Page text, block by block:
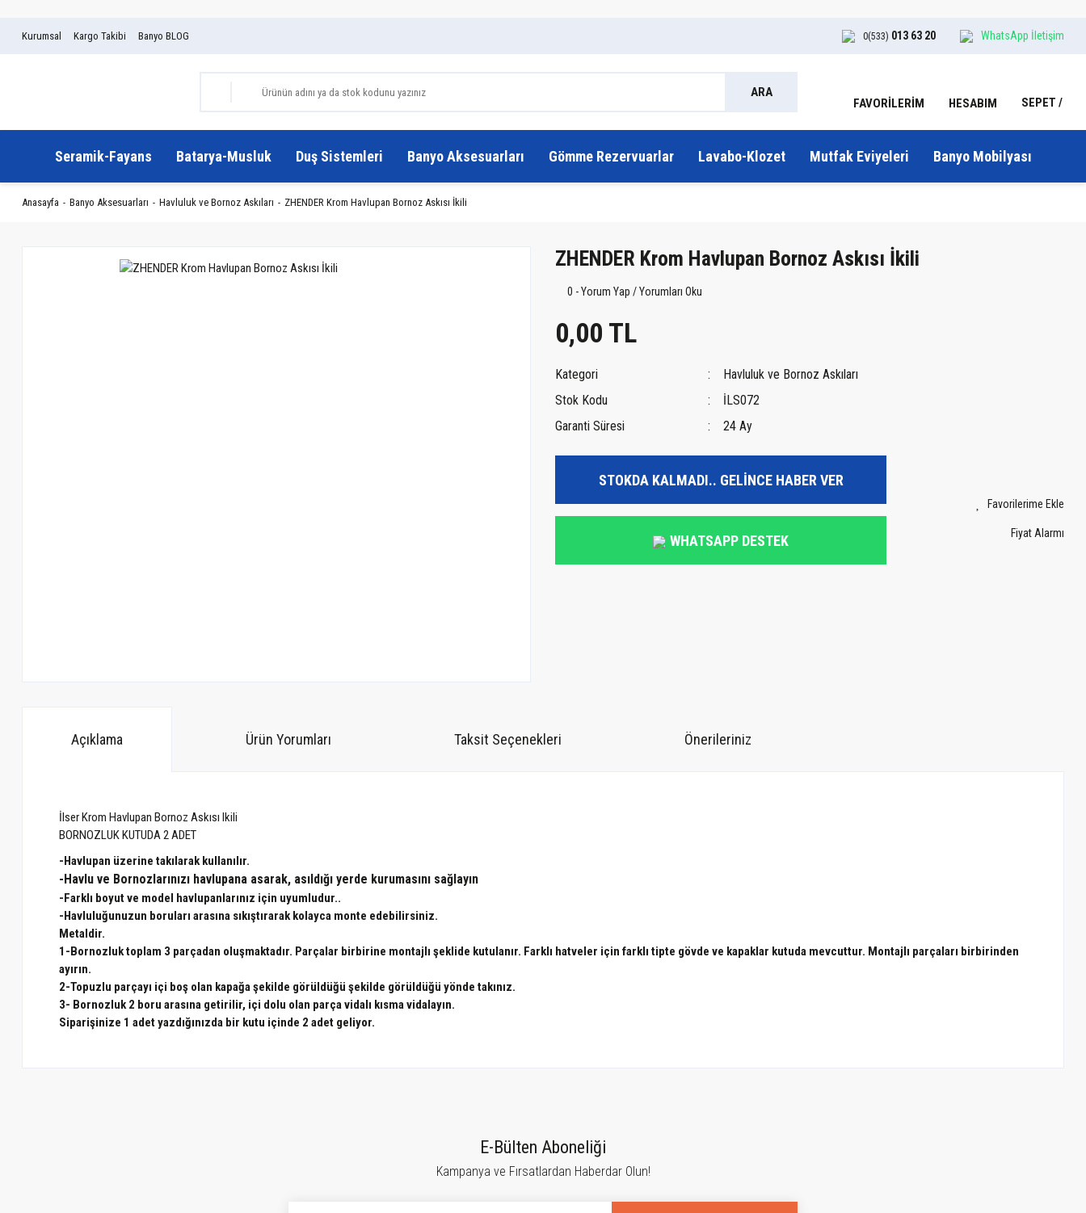
Kurumsal Kargo Takibi Banyo BLOG 0(533) 013 63 20 WhatsApp İletişim
ARA
FAVORİLERİM HESABIM SEPET
Seramik-Fayans Batarya-Musluk Duş Sistemleri Banyo Aksesuarları Gömme Rezervuarlar Lavabo-Klozet Mutfak Eviyeleri Banyo Mobilyası
Anasayfa Banyo Aksesuarları Havluluk ve Bornoz Askıları ZHENDER Krom Havlupan Bornoz Askısı İkili
ZHENDER Krom Havlupan Bornoz Askısı İkili
0 - Yorum Yap / Yorumları Oku
0,00 TL
Kategori
Havluluk ve Bornoz Askıları
Stok Kodu
İLS072
Garanti Süresi
24 Ay
STOKDA KALMADI.. GELİNCE HABER VER
WHATSAPP DESTEK Fiyat Alarmı
Açıklama Ürün Yorumları Taksit Seçenekleri Önerileriniz
İlser Krom Havlupan Bornoz Askısı Ikili
BORNOZLUK KUTUDA 2 ADET
-Havlupan üzerine takılarak kullanılır.
-Havlu ve Bornozlarınızı havlupana asarak, asıldığı yerde kurumasını sağlayın
-Farklı boyut ve model havlupanlarınız için uyumludur..
-Havluluğunuzun boruları arasına sıkıştırarak kolayca monte edebilirsiniz.
Metaldir.
1-Bornozluk toplam 3 parçadan oluşmaktadır. Parçalar birbirine montajlı şeklide kutulanır. Farklı hatveler için farklı tipte gövde ve kapaklar kutuda mevcuttur. Montajlı parçaları birbirinden
ayırın.
2-Topuzlu parçayı içi boş olan kapağa şekilde görüldüğü şekilde görüldüğü yönde takınız.
3- Bornozluk 2 boru arasına getirilir, içi dolu olan parça vidalı kısma vidalayın.
Siparişinize 1 adet yazdığınızda bir kutu içinde 2 adet geliyor.
Bu ürüne ilk yorumu siz yapın!
E-Bülten Aboneliği
Kampanya ve Fırsatlardan Haberdar Olun!